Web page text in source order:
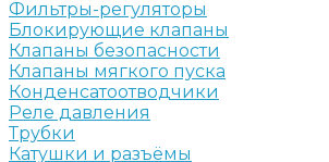
Фильтры-регуляторы
Блокирующие клапаны
Клапаны безопасности
Клапаны мягкого пуска
Конденсатоотводчики
Реле давления
Трубки
Катушки и разъёмы